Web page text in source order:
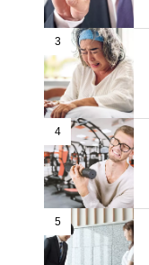
3
4
5